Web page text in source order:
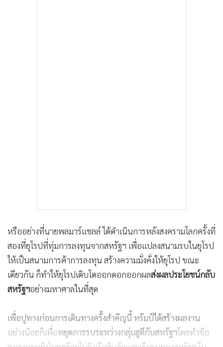
หรืออย่างที่นายพลมาร์แชลล์ ได้ดำเนินการหลังสงครามโลกครั้งที่
สองที่ยุโรปที่ทุ่มการลงทุนจากสหรัฐฯ เพื่อแปลงสนามรบในยุโรป
ให้เป็นสนามการค้าการลงทุน สร้างความมั่งคั่งให้ยุโรป ขณะ
เดียวกัน ก็ทำให้ยุโรปเติบโตออกดอกออกผลส่งผลประโยชน์กลับ
สหรัฐฯอย่างมหาศาลในที่สุด
เพื่อปูทางก่อนการเดินทางครั้งสำคัญนี้ ทรัมป์ได้สร้างผลงาน
อย่างน้อยก็เพื่อหยุดการรบระหว่างกลุ่มฮูตีกับสหรัฐฯโดยทำข้อ